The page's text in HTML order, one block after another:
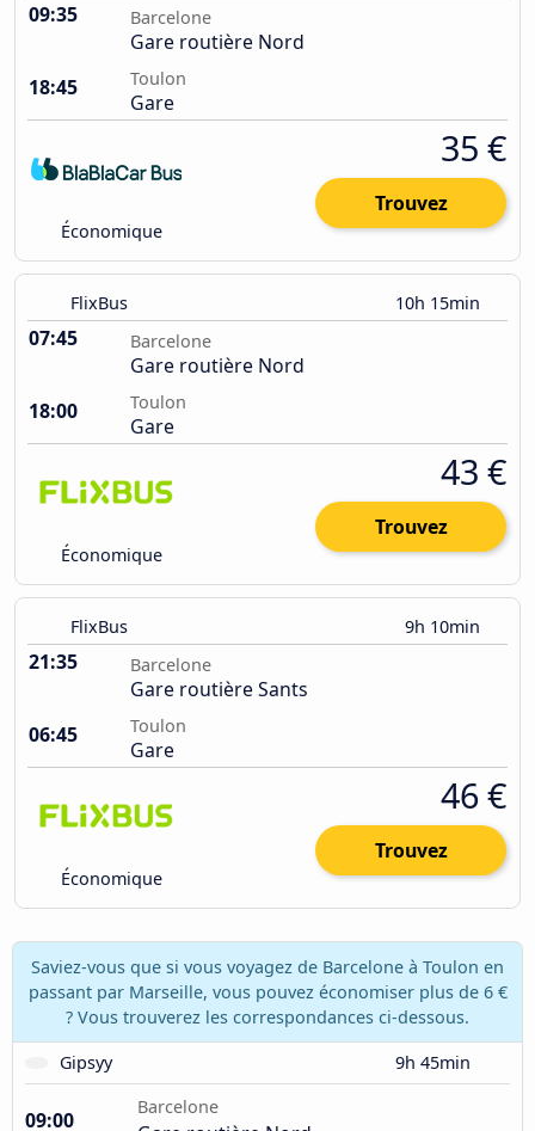
09:35 Barcelone
Gare routière Nord
18:45
Toulon
Gare
Économique
35 €
Trouvez
FlixBus 10h 15min
07:45 Barcelone
Gare routière Nord
18:00
Toulon
Gare
Économique
43 €
Trouvez
FlixBus 9h 10min
21:35 Barcelone
Gare routière Sants
06:45
Toulon
Gare
Économique
46 €
Trouvez
Saviez-vous que si vous voyagez de Barcelone à Toulon en
passant par Marseille, vous pouvez économiser plus de 6 €
? Vous trouverez les correspondances ci-dessous.
Gipsyy
9h 45min
09:00
Barcelone